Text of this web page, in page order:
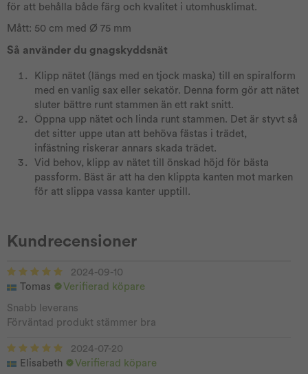
för att behålla både färg och kvalitet i utomhusklimat.
Mått: 50 cm med Ø 75 mm
Så använder du gnagskyddsnät
Klipp nätet (längs med en tjock maska) till en spiralform
med en vanlig sax eller sekatör. Denna form gör att nätet
sluter bättre runt stammen än ett rakt snitt.
Öppna upp nätet och linda runt stammen. Det är styvt så
det sitter uppe utan att behöva fästas i trädet,
infästning riskerar annars skada trädet.
Vid behov, klipp av nätet till önskad höjd för bästa
passform. Bäst är att ha den klippta kanten mot marken
för att slippa vassa kanter upptill.
Kundrecensioner
2024-09-10
Tomas
Verifierad köpare
Snabb leverans
Förväntad produkt stämmer bra
2024-07-20
Elisabeth
Verifierad köpare